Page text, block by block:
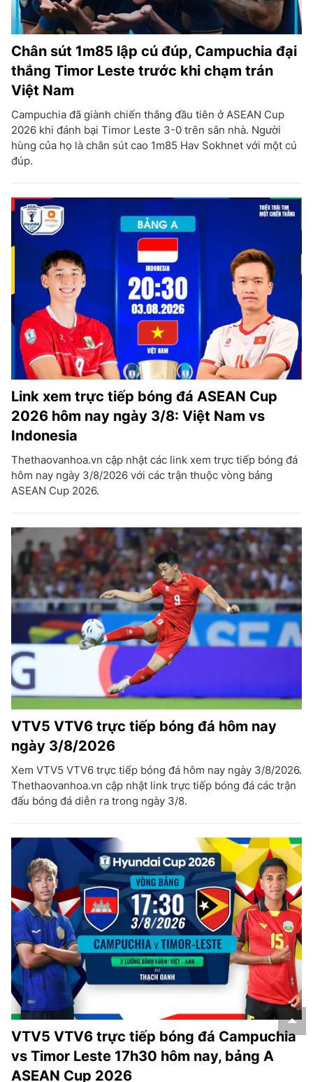
Chân sút 1m85 lập cú đúp, Campuchia đại
thắng Timor Leste trước khi chạm trán
Việt Nam
Campuchia đã giành chiến thắng đầu tiên ở ASEAN Cup
2026 khi đánh bại Timor Leste 3-0 trên sân nhà. Người
hùng của họ là chân sút cao 1m85 Hav Sokhnet với một cú
đúp.
Link xem trực tiếp bóng đá ASEAN Cup
2026 hôm nay ngày 3/8: Việt Nam vs
Indonesia
Thethaovanhoa.vn cập nhật các link xem trực tiếp bóng đá
hôm nay ngày 3/8/2026 với các trận thuộc vòng bảng
ASEAN Cup 2026.
VTV5 VTV6 trực tiếp bóng đá hôm nay
ngày 3/8/2026
Xem VTV5 VTV6 trực tiếp bóng đá hôm nay ngày 3/8/2026.
Thethaovanhoa.vn cập nhật link trực tiếp bóng đá các trận
đấu bóng đá diễn ra trong ngày 3/8.
VTV5 VTV6 trực tiếp bóng đá Campuchia
vs Timor Leste 17h30 hôm nay, bảng A
ASEAN Cup 2026